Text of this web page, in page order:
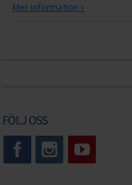
Mer information »
FÖLJ OSS